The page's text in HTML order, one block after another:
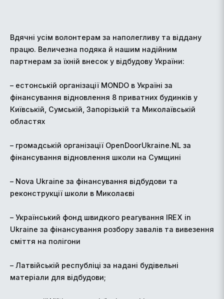
Вдячні усім волонтерам за наполегливу та віддану
працю. Величезна подяка й нашим надійним
партнерам за їхній внесок у відбудову України:
– естонській організації MONDO в Україні за
фінансування відновлення 8 приватних будинків у
Київській, Сумській, Запорізькій та Миколаївській
областях
– громадській організації OpenDoorUkraine.NL за
фінансування відновлення школи на Сумщині
– Nova Ukraine за фінансування відбудови та
реконструкції школи в Миколаєві
– Український фонд швидкого реагування IREX in
Ukraine за фінансування розбору завалів та вивезення
сміття на полігони
– Латвійській республіці за надані будівельні
матеріали для відбудови;